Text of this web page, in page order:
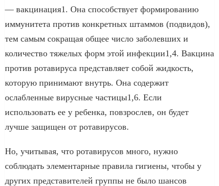
— вакцинация1. Она способствует формированию
иммунитета против конкретных штаммов (подвидов),
тем самым сокращая общее число заболевших и
количество тяжелых форм этой инфекции1,4. Вакцина
против ротавируса представляет собой жидкость,
которую принимают внутрь. Она содержит
ослабленные вирусные частицы1,6. Если
использовать ее у ребенка, повзрослев, он будет
лучше защищен от ротавирусов.
Но, учитывая, что ротавирусов много, нужно
соблюдать элементарные правила гигиены, чтобы у
других представителей группы не было шансов